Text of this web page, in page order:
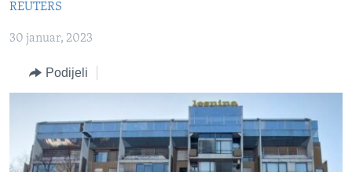
Idi
na
pretraguBOSNA I HERCEGOVINA
SVIJET
NAUKA I TEHNOLOGIJA
SPECIJALNI PROJEKTI
KORUPCIJA
ŽENSKA STRANA
IZBJEGLIČKA STRANA
REUTERS
30 januar, 2023
Podijeli